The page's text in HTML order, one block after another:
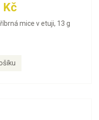
Kč
mice v etuji, 13 g